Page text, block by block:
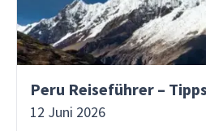
12 Juni 2026